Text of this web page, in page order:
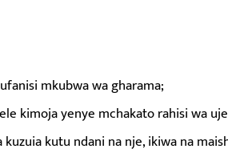
mkubwa wa gharama;
kimoja yenye mchakato rahisi wa
kutu ndani na nje, ikiwa na